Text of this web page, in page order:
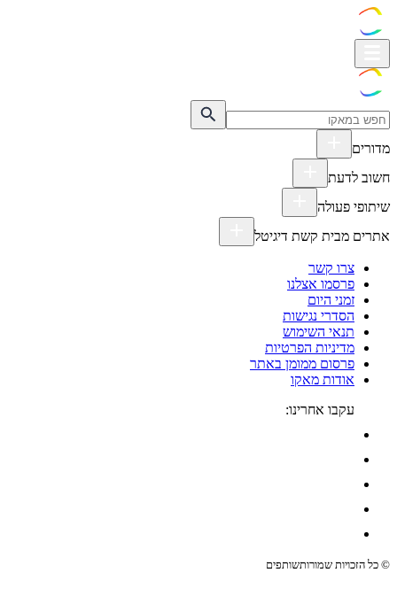
מדורים
חשוב לדעת
שיתופי פעולה
אתרים מבית קשת דיגיטל
צרו קשר
פרסמו אצלנו
זמני היום
הסדרי נגישות
תנאי השימוש
מדיניות הפרטיות
פרסום ממומן באתר
אודות מאקו
עקבו אחרינו:
© כל הזכויות שמורותשותפים